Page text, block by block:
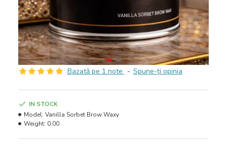
Bazată pe 1 note. - Spune-ţi opinia
IN STOCK
Model: Vanilla Sorbet Brow Waxy
Weight: 0.00